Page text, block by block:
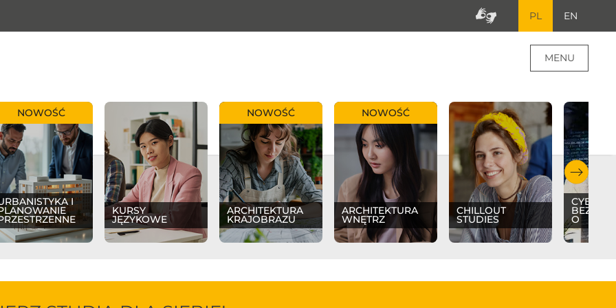
PL EN
MENU
I
NOWOŚĆ
KURSY
JĘZYKOWE
ARCHITEKTURA
KRAJOBRAZU
NOWOŚĆ
ARCHITEKTURA
WNĘTRZ
NOWOŚĆ
CHILLOUT
STUDIES
CYBER
O